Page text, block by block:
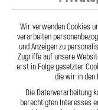
verdrehbaren,
Stahlflex-Kit – jede
gefertigt. Mit den
Kfz-Leitungen GmbH
höchste Sicherheit
überzeugt.Hier
Wir verwenden Cookies
verarbeiten
und Anzeigen zu
Zugriffe auf unsere
erst in Folge gesetzter
die wir in den
Die Datenverarbeitung
berechtigten Interesses